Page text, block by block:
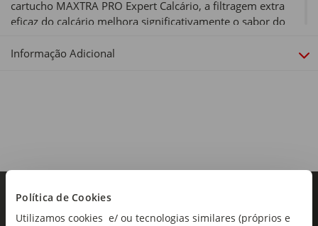
Política de Cookies
Utilizamos cookies e/ ou tecnologias similares (próprios e
cartucho MAXTRA PRO Expert Calcário, a filtragem extra
eficaz do calcário melhora significativamente o sabor do
eletrodomésticos. O sistema de filtragem reduz também
Inclui:
Inclui: 1 jarro filtrante BRITA Style Essential em branco e 1
cartucho MAXTRA PRO Expert em cálcio
Informação Adicional